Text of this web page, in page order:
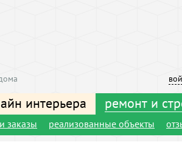
интерьера ремонт и
заказы реализованные объекты